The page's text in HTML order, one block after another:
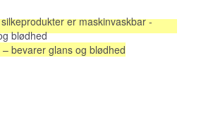
bevarer glans og blødhed